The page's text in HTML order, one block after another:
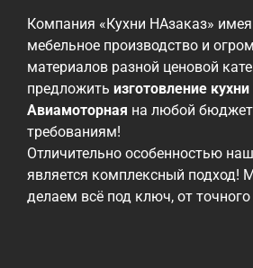
Компания «Кухни НАзаказ»
мебельное производство и
материалов разной ценовой
предложить изготовление
Авиамоторная на любой
требованиям!
Отличительно особенностью
является комплексный подход!
делаем всё под ключ, от